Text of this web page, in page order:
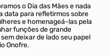
o Dia das Mães e nada
data para refletirmos sobre
e homenageá-las pela
funções de grande
deixar de lado seu papel
Onofre.